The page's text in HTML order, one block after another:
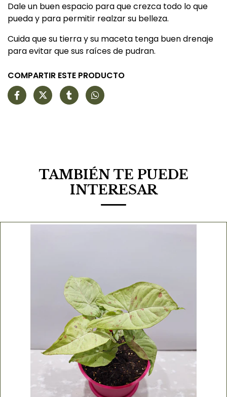
Dale un buen espacio para que crezca todo lo que
pueda y para permitir realzar su belleza.
Cuida que su tierra y su maceta tenga buen drenaje
para evitar que sus raíces de pudran.
COMPARTIR ESTE PRODUCTO
TAMBIÉN TE PUEDE
INTERESAR